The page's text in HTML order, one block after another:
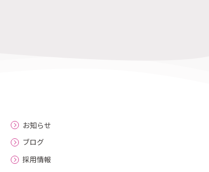
お知らせ
ブログ
採用情報